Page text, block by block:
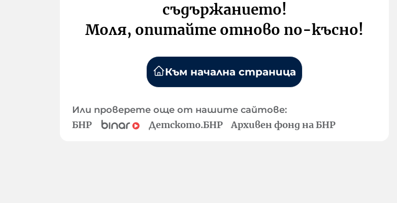
съдържанието!
Моля, опитайте отново по-късно!
Към начална страница
Или проверете още от нашите сайтове:
БНР Детското.БНР Архивен фонд на БНР